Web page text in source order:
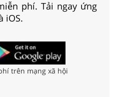
phí. Tải ngay ứng
iOS.
trên mạng xã hội